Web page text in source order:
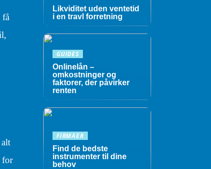
få
for
Likviditet uden ventetid
i en travl forretning
GUIDES
Onlinelån –
omkostninger og
faktorer, der påvirker
renten
FIRMAER
Find de bedste
instrumenter til dine
behov